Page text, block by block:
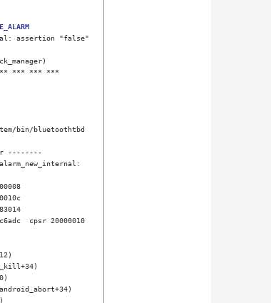
assertion "false"
*** *** ***
bin/bluetoothtbd
--------
cpsr 20000010